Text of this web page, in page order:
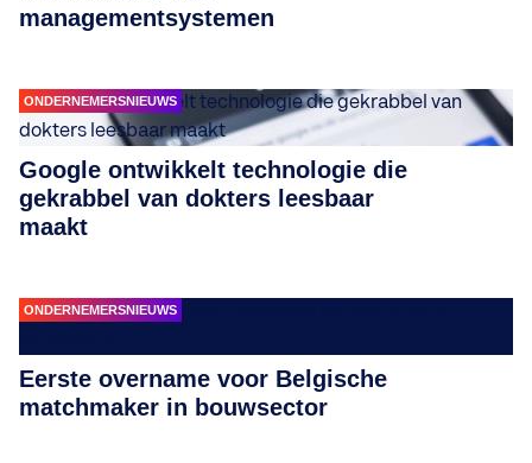
managementsystemen
ONDERNEMERSNIEUWS
Google ontwikkelt technologie die
gekrabbel van dokters leesbaar
maakt
ONDERNEMERSNIEUWS
Eerste overname voor Belgische
matchmaker in bouwsector